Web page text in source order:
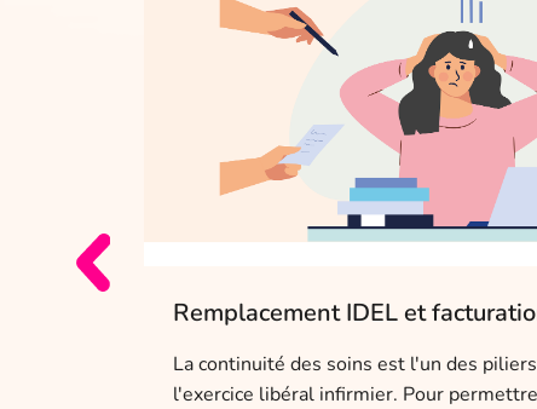
Remplacement IDEL et
La continuité des soins est l'un des
l'exercice libéral infirmier. Pour